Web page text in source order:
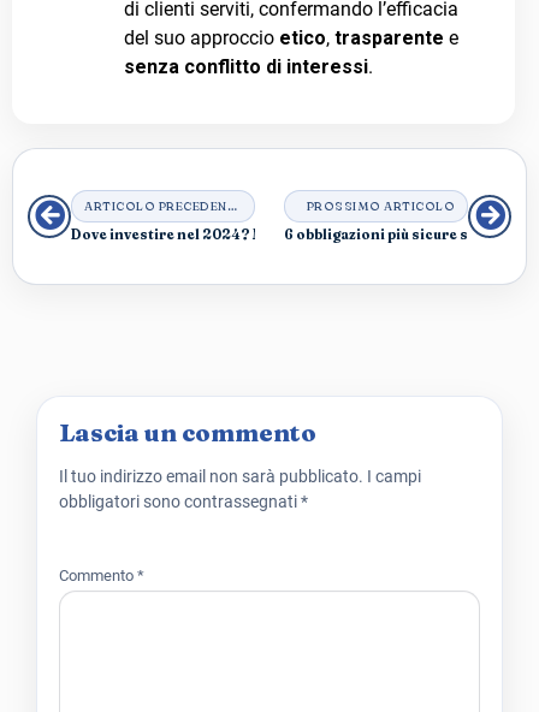
di clienti serviti, confermando l’efficacia
del suo approccio etico, trasparente e
senza conflitto di interessi.
ARTICOLO PRECEDENTE
Dove investire nel 2024? Meglio obbligazioni o azioni?
PROSSIMO ARTICOLO
6 obbligazioni più sicure sul
Lascia un commento
Il tuo indirizzo email non sarà pubblicato. I campi
obbligatori sono contrassegnati*
Commento *